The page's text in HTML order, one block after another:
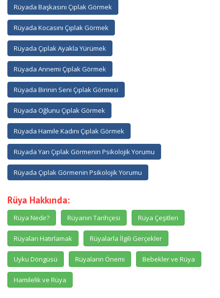
Rüyada Başkasını Çıplak Görmek
Rüyada Kocasını Çıplak Görmek
Rüyada Çıplak Ayakla Yürümek
Rüyada Annemi Çıplak Görmek
Rüyada Birinin Seni Çıplak Görmesi
Rüyada Oğlunu Çıplak Görmek
Rüyada Hamile Kadını Çıplak Görmek
Rüyada Yarı Çıplak Görmenin Psikolojik Yorumu
Rüyada Çıplak Görmenin Psikolojik Yorumu
Rüya Hakkında:
Rüya Nedir? Rüyanın Tarihçesi Rüya Çeşitleri
Rüyaları Hatırlamak Rüyalarla İlgili Gerçekler
Uyku Döngüsü Rüyaların Önemi Bebekler ve Rüya
Hamilelik ve Rüya